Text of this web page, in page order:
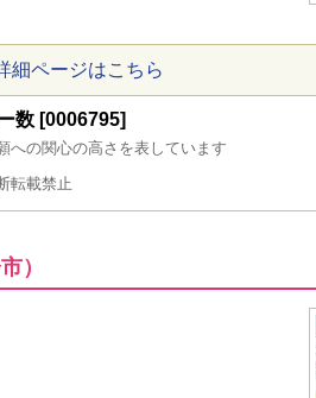
細ページはこちら
数 [0006795]
への関心の高さを表しています
転載禁止
）